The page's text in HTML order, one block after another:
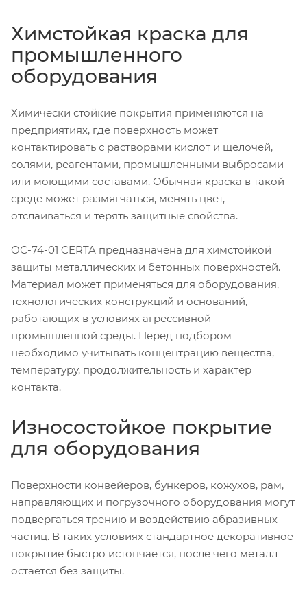
Химстойкая краска для
промышленного
оборудования
Химически стойкие покрытия применяются на
предприятиях, где поверхность может
контактировать с растворами кислот и щелочей,
солями, реагентами, промышленными выбросами
или моющими составами. Обычная краска в такой
среде может размягчаться, менять цвет,
отслаиваться и терять защитные свойства.
ОС-74-01 CERTA предназначена для химстойкой
защиты металлических и бетонных поверхностей.
Материал может применяться для оборудования,
технологических конструкций и оснований,
работающих в условиях агрессивной
промышленной среды. Перед подбором
необходимо учитывать концентрацию вещества,
температуру, продолжительность и характер
контакта.
Износостойкое покрытие
для оборудования
Поверхности конвейеров, бункеров, кожухов, рам,
направляющих и погрузочного оборудования могут
подвергаться трению и воздействию абразивных
частиц. В таких условиях стандартное декоративное
покрытие быстро истончается, после чего металл
остается без защиты.